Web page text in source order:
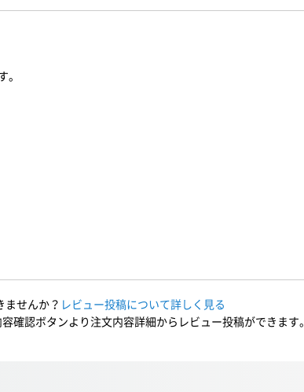
せんか？ レビュー投稿について詳しく見る
確認ボタンより注文内容詳細からレビュー投稿ができます。